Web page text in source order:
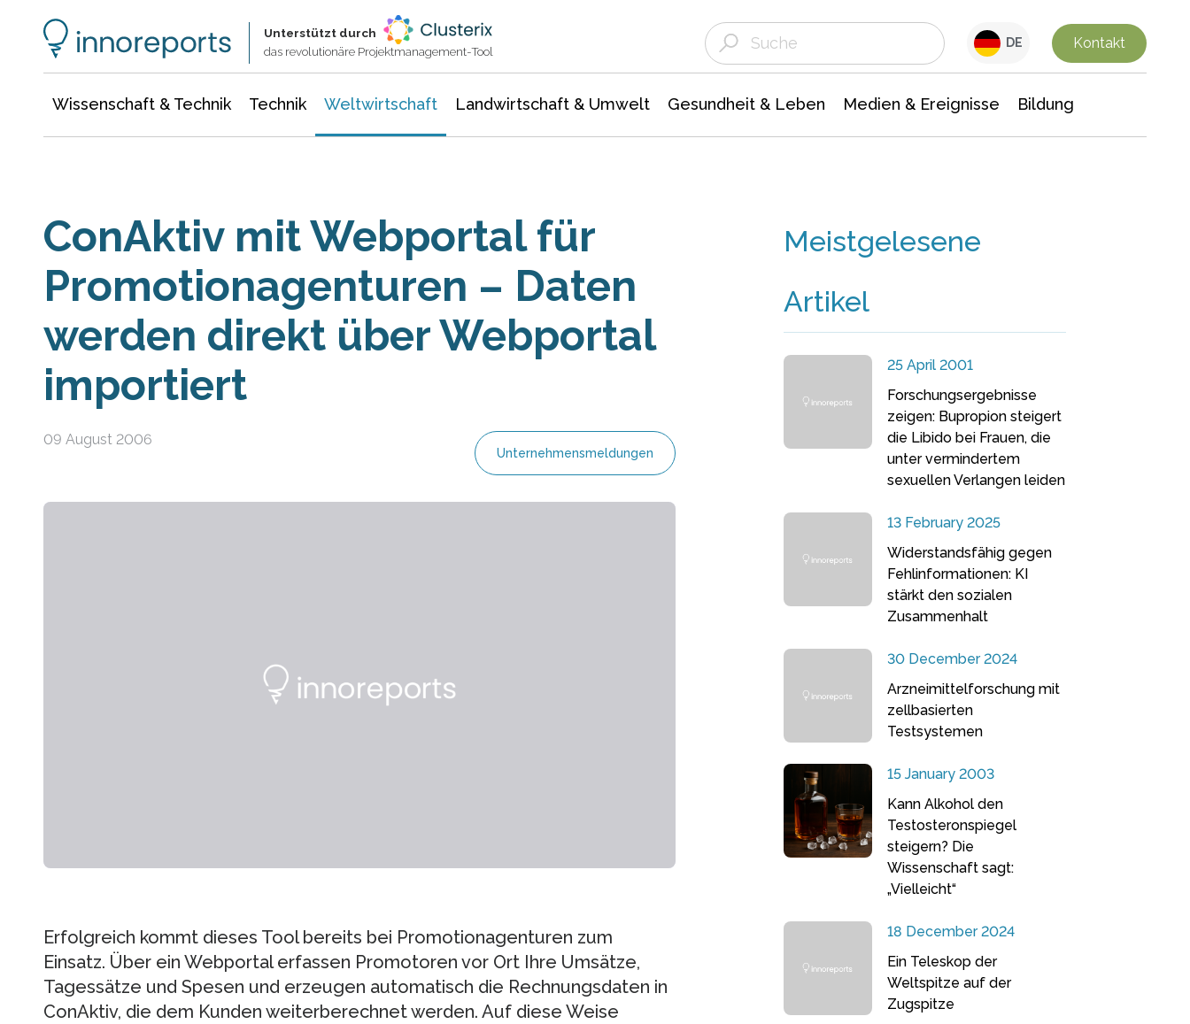
Unterstützt durch
das revolutionäre Projektmanagement-Tool
DE Kontakt
Wissenschaft & Technik Technik Weltwirtschaft Landwirtschaft & Umwelt Gesundheit & Leben Medien & Ereignisse Bildung
ConAktiv mit Webportal für
Promotionagenturen – Daten
werden direkt über Webportal
importiert
09 August 2006
Unternehmensmeldungen
Erfolgreich kommt dieses Tool bereits bei Promotionagenturen zum
Einsatz. Über ein Webportal erfassen Promotoren vor Ort Ihre Umsätze,
Tagessätze und Spesen und erzeugen automatisch die Rechnungsdaten in
ConAktiv, die dem Kunden weiterberechnet werden. Auf diese Weise
Meistgelesene
Artikel
25 April 2001
Forschungsergebnisse
zeigen: Bupropion steigert
die Libido bei Frauen, die
unter vermindertem
sexuellen Verlangen leiden
13 February 2025
Widerstandsfähig gegen
Fehlinformationen: KI
stärkt den sozialen
Zusammenhalt
30 December 2024
Arzneimittelforschung mit
zellbasierten
Testsystemen
15 January 2003
Kann Alkohol den
Testosteronspiegel
steigern? Die
Wissenschaft sagt:
„Vielleicht“
18 December 2024
Ein Teleskop der
Weltspitze auf der
Zugspitze